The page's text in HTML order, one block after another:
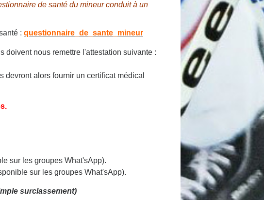
de santé du mineur conduit à un
: questionnaire_de_sante_mineur
doivent nous remettre l'attestation suivante :
alors fournir un certificat médical
sur les groupes What'sApp).
sur les groupes What'sApp).
surclassement)